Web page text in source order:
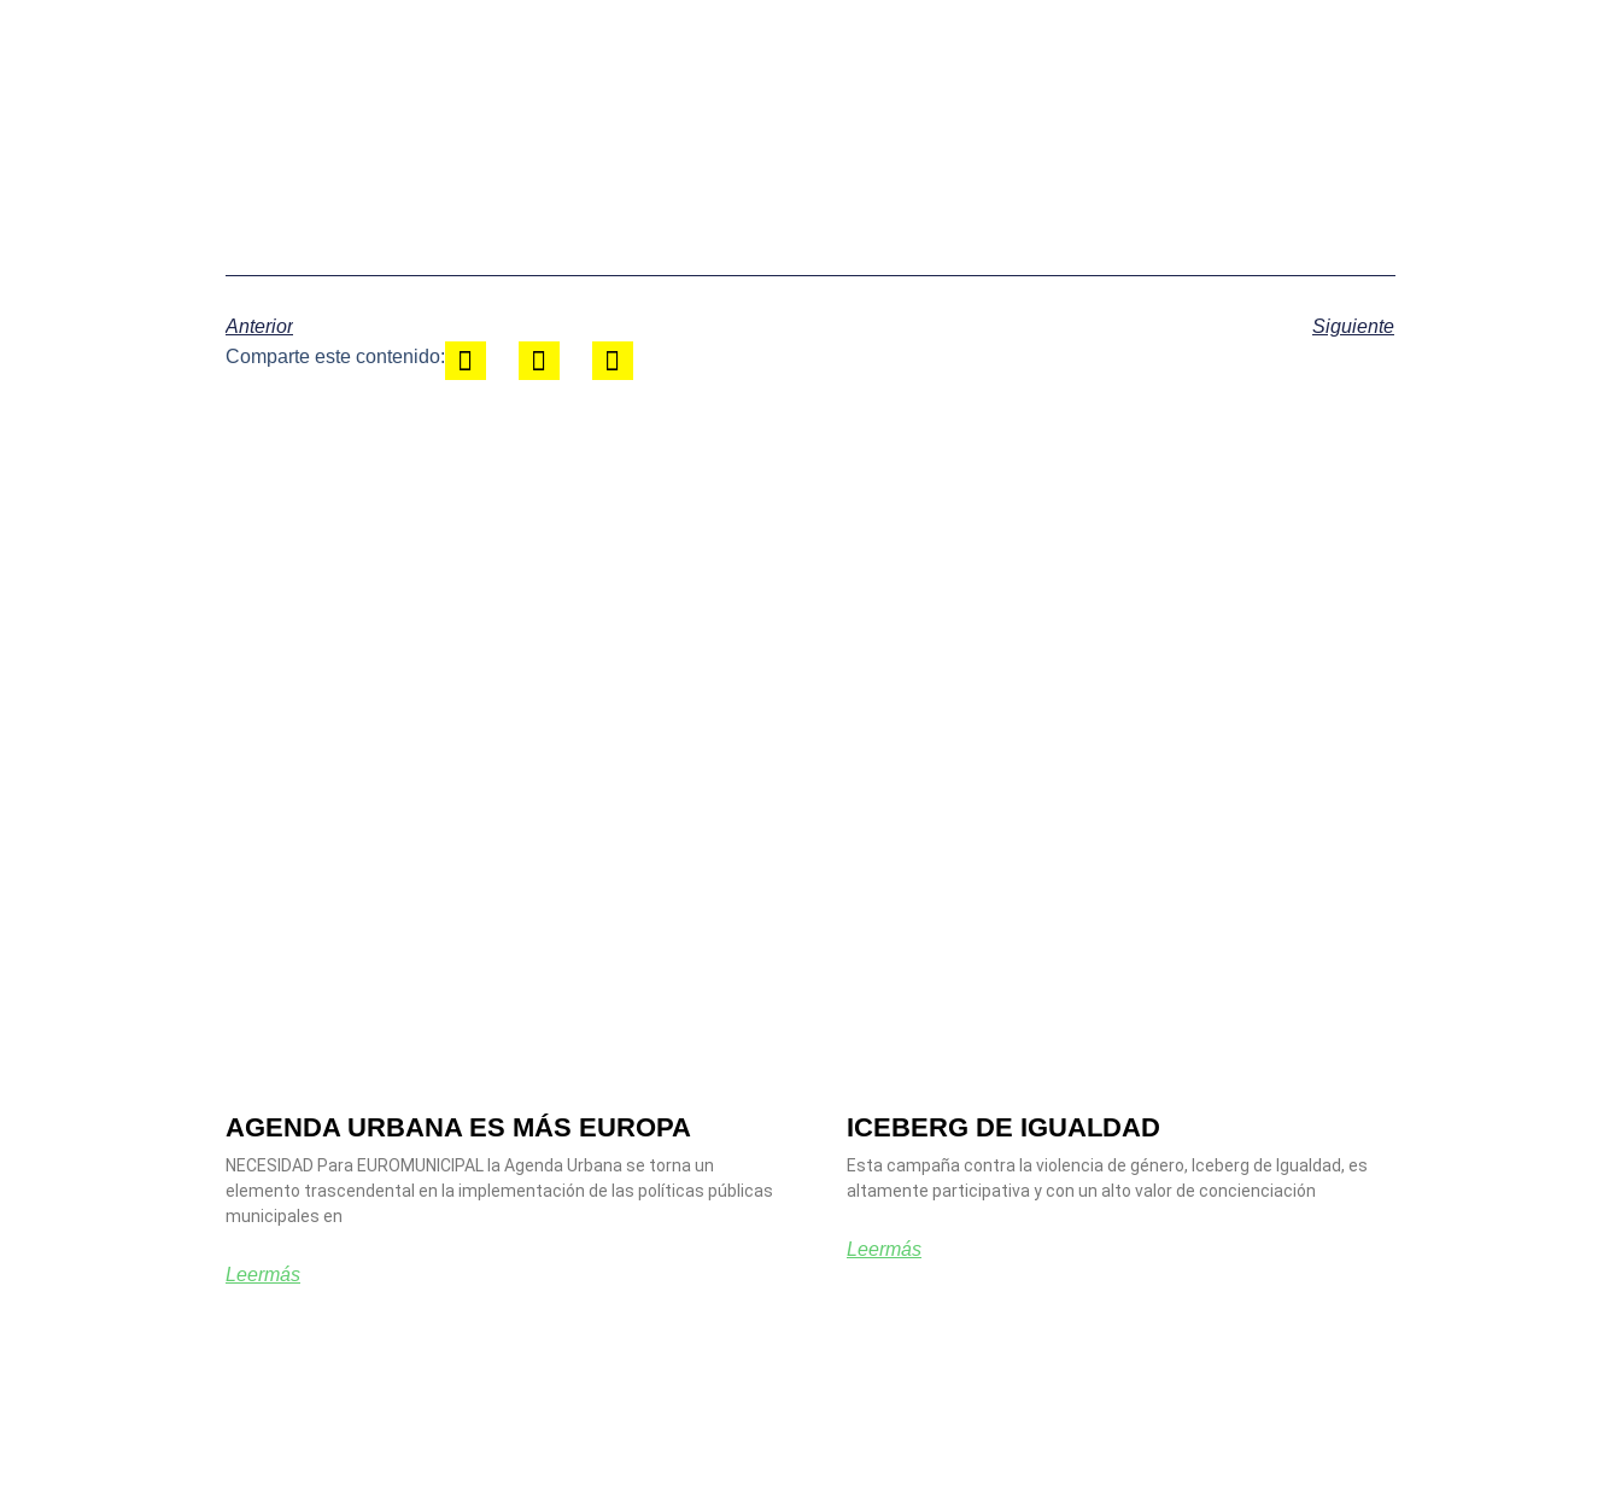
Anterior
Siguiente
Comparte este contenido:
AGENDA URBANA ES MÁS EUROPA
NECESIDAD Para EUROMUNICIPAL la Agenda Urbana se torna un
elemento trascendental en la implementación de las políticas públicas
municipales en
Leermás
ICEBERG DE IGUALDAD
Esta campaña contra la violencia de género, Iceberg de Igualdad, es
altamente participativa y con un alto valor de concienciación
Leermás